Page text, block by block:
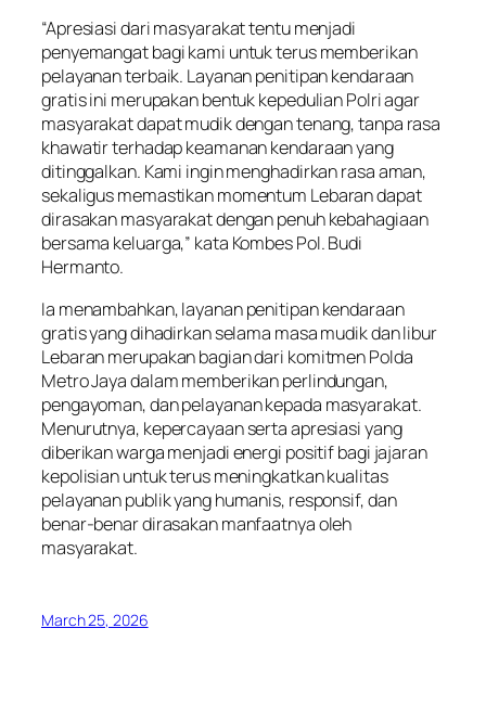
“Apresiasi dari masyarakat tentu menjadi
penyemangat bagi kami untuk terus memberikan
pelayanan terbaik. Layanan penitipan kendaraan
gratis ini merupakan bentuk kepedulian Polri agar
masyarakat dapat mudik dengan tenang, tanpa rasa
khawatir terhadap keamanan kendaraan yang
ditinggalkan. Kami ingin menghadirkan rasa aman,
sekaligus memastikan momentum Lebaran dapat
dirasakan masyarakat dengan penuh kebahagiaan
bersama keluarga,” kata Kombes Pol. Budi
Hermanto.
Ia menambahkan, layanan penitipan kendaraan
gratis yang dihadirkan selama masa mudik dan libur
Lebaran merupakan bagian dari komitmen Polda
Metro Jaya dalam memberikan perlindungan,
pengayoman, dan pelayanan kepada masyarakat.
Menurutnya, kepercayaan serta apresiasi yang
diberikan warga menjadi energi positif bagi jajaran
kepolisian untuk terus meningkatkan kualitas
pelayanan publik yang humanis, responsif, dan
benar-benar dirasakan manfaatnya oleh
masyarakat.
March 25, 2026